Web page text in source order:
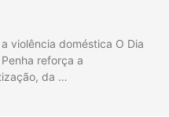
violência doméstica O Dia
reforça a
da …